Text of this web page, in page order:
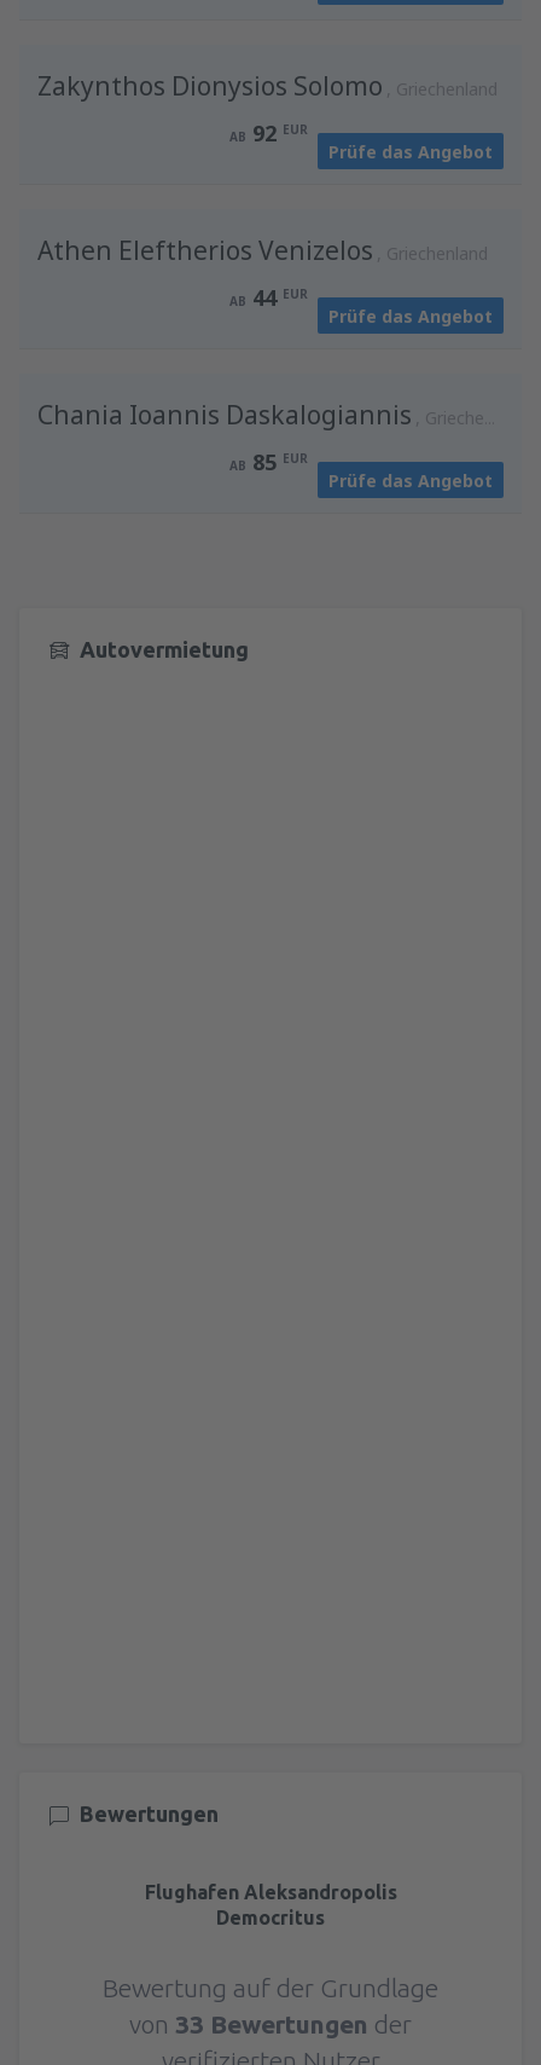
AB 201EUR
Zakynthos Dionysios Solomo Griechenland
AB 92 EUR
Prüfe das Angebot
Athen Eleftherios Venizelos Griechenland
AB 44 EUR
Prüfe das Angebot
Chania Ioannis Daskalogiannis Griechenland
AB 85 EUR
Prüfe das Angebot
Autovermietung
Bewertungen
Flughafen Aleksandropolis
Democritus
Bewertung auf der Grundlage
von 33 Bewertungen der